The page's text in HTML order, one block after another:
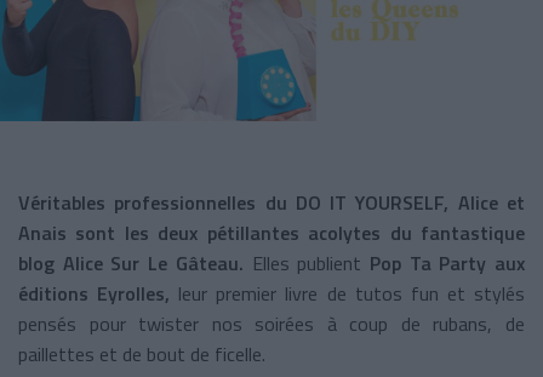
Véritables professionnelles du DO IT YOURSELF, Alice et
Anais sont les deux pétillantes acolytes du fantastique
blog Alice Sur Le Gâteau. Elles publient Pop Ta Party aux
éditions Eyrolles, leur premier livre de tutos fun et stylés
pensés pour twister nos soirées à coup de rubans, de
paillettes et de bout de ficelle.